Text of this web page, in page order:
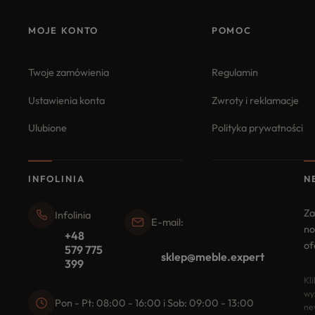
MOJE KONTO
Twoje zamówienia
Ustawienia konta
Ulubione
POMOC
Regulamin
Zwroty i reklamacje
Polityka prywatności
INFOLINIA
Infolinia
+48
579 775
399
Pon - Pt: 08:00 - 16:00 i Sob: 09:00 - 13:00
E-mail:
sklep@meble.expert